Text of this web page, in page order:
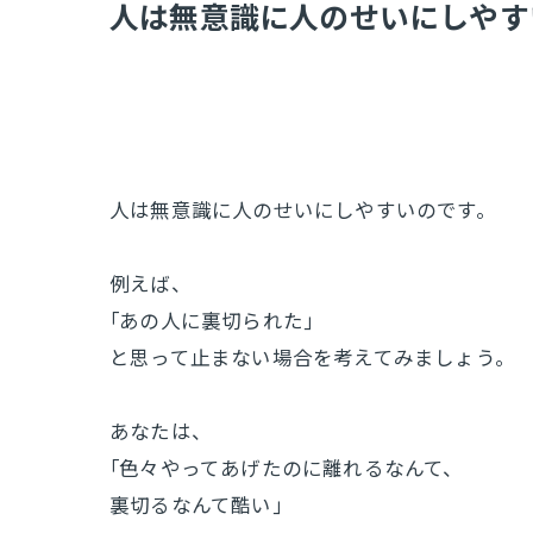
人は無意識に人のせいにしや
人は無意識に人のせいにしやすいのです。
例えば、
｢あの人に裏切られた｣
と思って止まない場合を考えてみましょう。
あなたは、
｢色々やってあげたのに離れるなんて、
裏切るなんて酷い｣